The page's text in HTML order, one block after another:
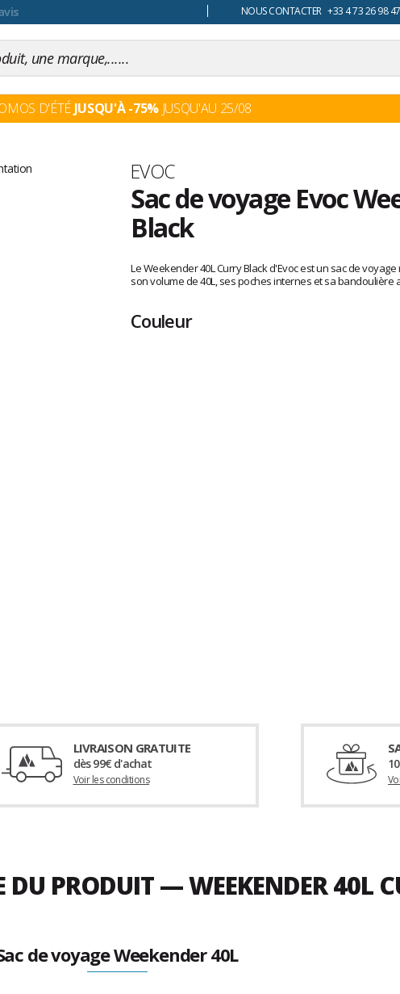
NOUS CONTACTER +33 4 73 26 98 47
D'ÉTÉ JUSQU'À -75%JUSQU'AU 25/08
Marque
EVOC
Sac de voyage Evoc
Black
avis
clients
Le Weekender 40L Curry Black d'Evoc est un sac de
son volume de 40L, ses poches internes et sa bandoulière
Couleur
LIVRAISON GRATUITE
dès 99€ d'achat
Voir les conditions
DU PRODUIT — WEEKENDER 40L
de voyage Weekender 40L